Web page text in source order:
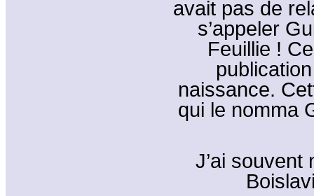
avait pas de
s’appeler
Feuillie !
naissance.
qui le nomma
J’ai souvent